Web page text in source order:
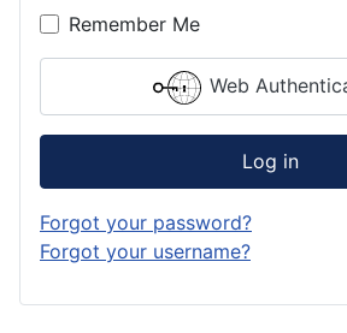
Remember Me
Web
Log in
Forgot your password?
Forgot your username?